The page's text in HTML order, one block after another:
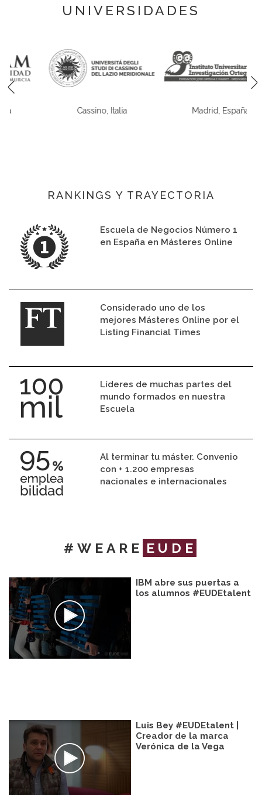
UNIVERSIDADES
Cassino, Italia Madrid, España
RANKINGS Y TRAYECTORIA
Escuela de Negocios Número 1
en España en Másteres Online
Considerado uno de los
mejores Másteres Online por el
Listing Financial Times
Líderes de muchas partes del
mundo formados en nuestra
Escuela
Al terminar tu máster. Convenio
con + 1.200 empresas
nacionales e internacionales
#WEARE EUDE
IBM abre sus puertas a
los alumnos #EUDEtalent
Luis Bey #EUDEtalent |
Creador de la marca
Verónica de la Vega